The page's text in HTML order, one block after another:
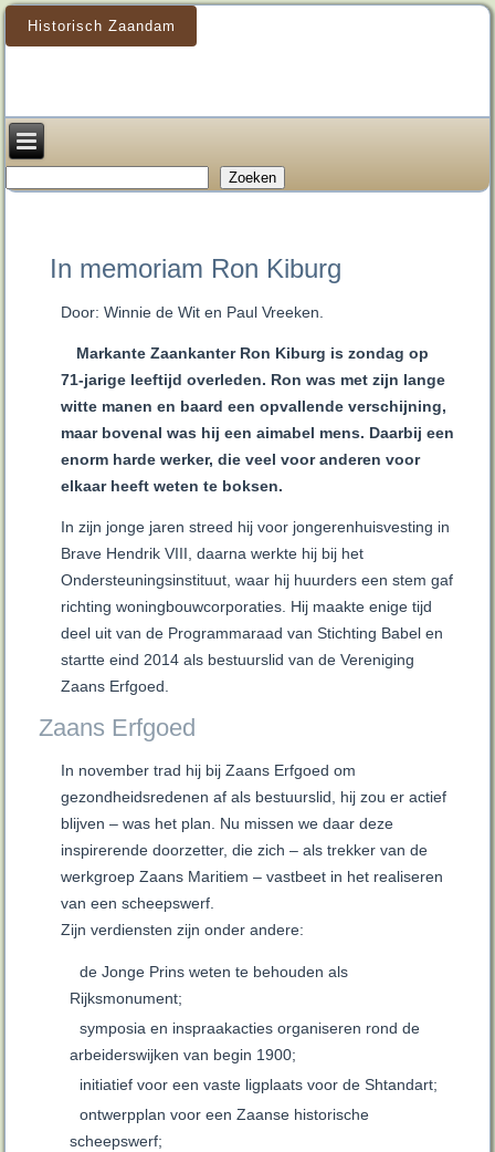
Historisch Zaandam
Zoeken
In memoriam Ron Kiburg
Door: Winnie de Wit en Paul Vreeken.
Markante Zaankanter Ron Kiburg is zondag op
71-jarige leeftijd overleden. Ron was met zijn lange
witte manen en baard een opvallende verschijning,
maar bovenal was hij een aimabel mens. Daarbij een
enorm harde werker, die veel voor anderen voor
elkaar heeft weten te boksen.
In zijn jonge jaren streed hij voor jongerenhuisvesting in
Brave Hendrik VIII, daarna werkte hij bij het
Ondersteuningsinstituut, waar hij huurders een stem gaf
richting woningbouwcorporaties. Hij maakte enige tijd
deel uit van de Programmaraad van Stichting Babel en
startte eind 2014 als bestuurslid van de Vereniging
Zaans Erfgoed.
Zaans Erfgoed
In november trad hij bij Zaans Erfgoed om
gezondheidsredenen af als bestuurslid, hij zou er actief
blijven – was het plan. Nu missen we daar deze
inspirerende doorzetter, die zich – als trekker van de
werkgroep Zaans Maritiem – vastbeet in het realiseren
van een scheepswerf.
Zijn verdiensten zijn onder andere:
de Jonge Prins weten te behouden als
Rijksmonument;
symposia en inspraakacties organiseren rond de
arbeiderswijken van begin 1900;
initiatief voor een vaste ligplaats voor de Shtandart;
ontwerpplan voor een Zaanse historische
scheepswerf;